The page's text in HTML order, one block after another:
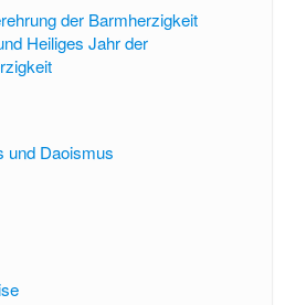
der Barmherzigkeit
Heiliges Jahr der
und Daoismus